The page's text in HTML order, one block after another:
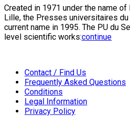
Created in 1971 under the name
Lille, the Presses universitaires
current name in 1995. The PU du
level scientific works:continue
Contact / Find Us
Frequently Asked Questions
Conditions
Legal Information
Privacy Policy